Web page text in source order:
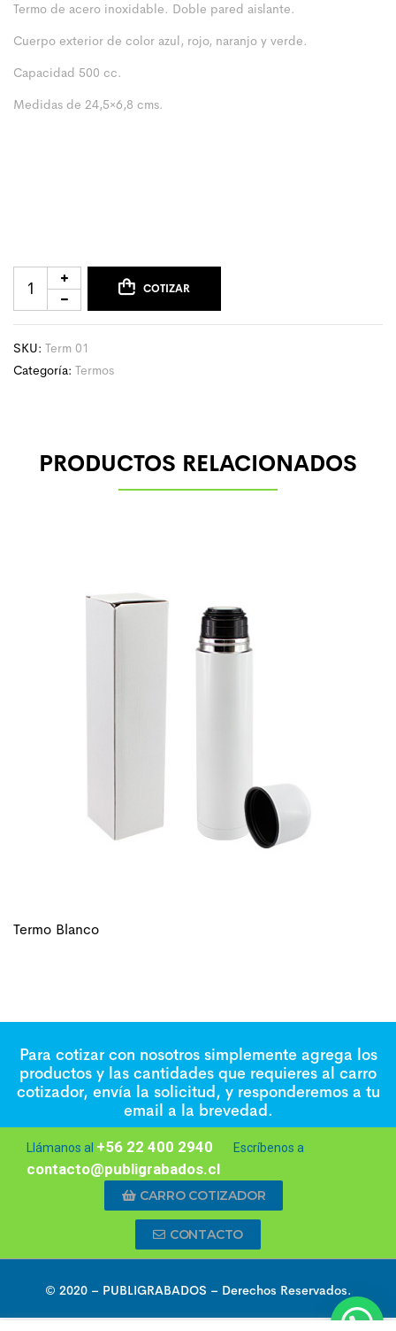
Termo de acero inoxidable. Doble pared aislante.
Cuerpo exterior de color azul, rojo, naranjo y verde.
Capacidad 500 cc.
Medidas de 24,5×6,8 cms.
COTIZAR
SKU: Term 01
Categoría: Termos
PRODUCTOS RELACIONADOS
Termo Blanco
Para cotizar con nosotros simplemente agrega los
productos y las cantidades que requieres al carro
cotizador, envía la solicitud, y responderemos a tu
email a la brevedad.
Llámanos al +56 22 400 2940 Escríbenos a
contacto@publigrabados.cl
CARRO COTIZADOR
CONTACTO
© 2020 – PUBLIGRABADOS – Derechos Reservados.